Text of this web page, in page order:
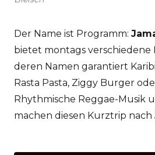
Der Name ist Programm:
bietet montags verschiedene
deren Namen garantiert
Rasta Pasta, Ziggy Burger
Rhythmische Reggae-Musik
machen diesen Kurztrip nach